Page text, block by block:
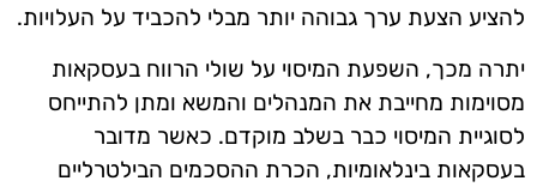
להציע הצעת ערך גבוהה יותר מבלי להכביד על העלויות.
יתרה מכך, השפעת המיסוי על שולי הרווח בעסקאות
מסוימות מחייבת את המנהלים והמשא ומתן להתייחס
לסוגיית המיסוי כבר בשלב מוקדם. כאשר מדובר
בעסקאות בינלאומיות, הכרת ההסכמים הבילטרליים